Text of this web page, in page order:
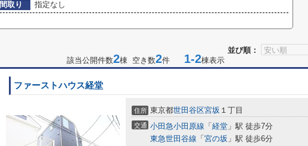
間取り
指定なし
並び順：
該当公開件数2棟 空き数2件 1-2棟表示
ファーストハウス経堂
住所 東京都世田谷区宮坂 １丁目
交通 小田急小田原線 「 経堂 」駅 徒歩7分
東急世田谷線 「 宮の坂 」駅 徒歩6分